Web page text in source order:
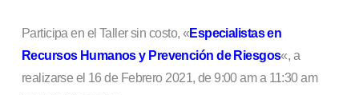
Participa en el Taller sin costo, «Especialistas en
Recursos Humanos y Prevención de Riesgos«, a
realizarse el 16 de Febrero 2021, de 9:00 am a 11:30 am